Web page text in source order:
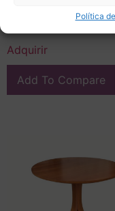
Política
Adquirir
Add To Compare